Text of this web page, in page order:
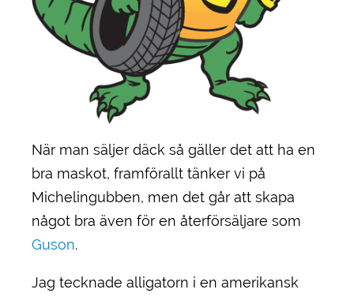
När man säljer däck så gäller det att ha en
bra maskot, framförallt tänker vi på
Michelingubben, men det går att skapa
något bra även för en återförsäljare som
Guson.
Jag tecknade alligatorn i en amerikansk